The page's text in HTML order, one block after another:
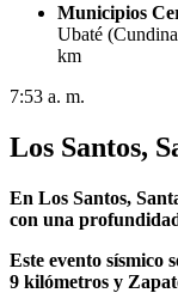
Municipios
Ubaté
km
7:53 a. m.
Los Santos,
En Los Santos,
con una
Este evento sísmico
9 kilómetros y